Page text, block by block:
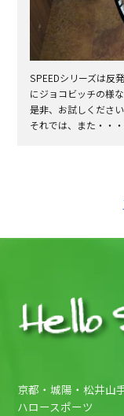
SPEEDシリーズは反
にジョコビッチの様
是非、お試しください
それでは、また・・・
京都・城陽・松井山
ハロースポーツ